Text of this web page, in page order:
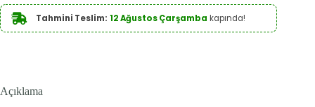
Tahmini Teslim: 12 Ağustos Çarşamba kapında!
Açıklama